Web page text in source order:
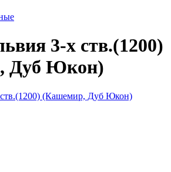
3-х ств.(1200)
Дуб Юкон)